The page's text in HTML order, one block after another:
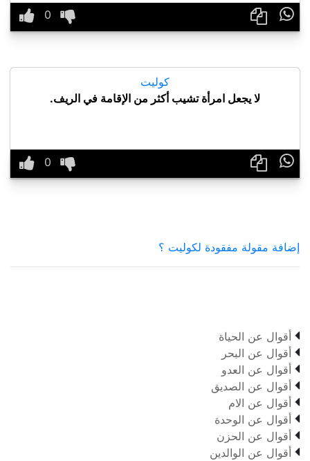

كوليت
لا يجعل امرأة تشيب أكثر من الإقامة في الريف.

إضافة مقولة مفقودة لكوليت ؟
 أقوال عن الحياة
 أقوال عن البحر
 أقوال عن العدو
 أقوال عن الصديق
 أقوال عن الام
 أقوال عن الوحدة
 أقوال عن الحزن
 أقوال عن الوالدين